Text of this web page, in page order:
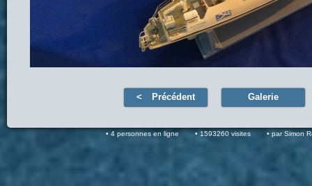
Précédent Galerie
4 personnes en ligne 1593260 visites par Simon